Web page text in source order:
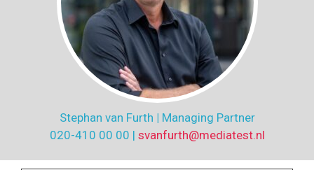
Stephan van Furth | Managing Partner
020-410 00 00 | svanfurth@mediatest.nl